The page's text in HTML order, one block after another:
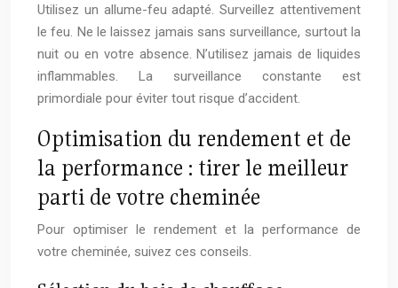
Utilisez un allume-feu adapté. Surveillez attentivement
le feu. Ne le laissez jamais sans surveillance, surtout la
nuit ou en votre absence. N’utilisez jamais de liquides
inflammables. La surveillance constante est
primordiale pour éviter tout risque d’accident.
Optimisation du rendement et de
la performance : tirer le meilleur
parti de votre cheminée
Pour optimiser le rendement et la performance de
votre cheminée, suivez ces conseils.